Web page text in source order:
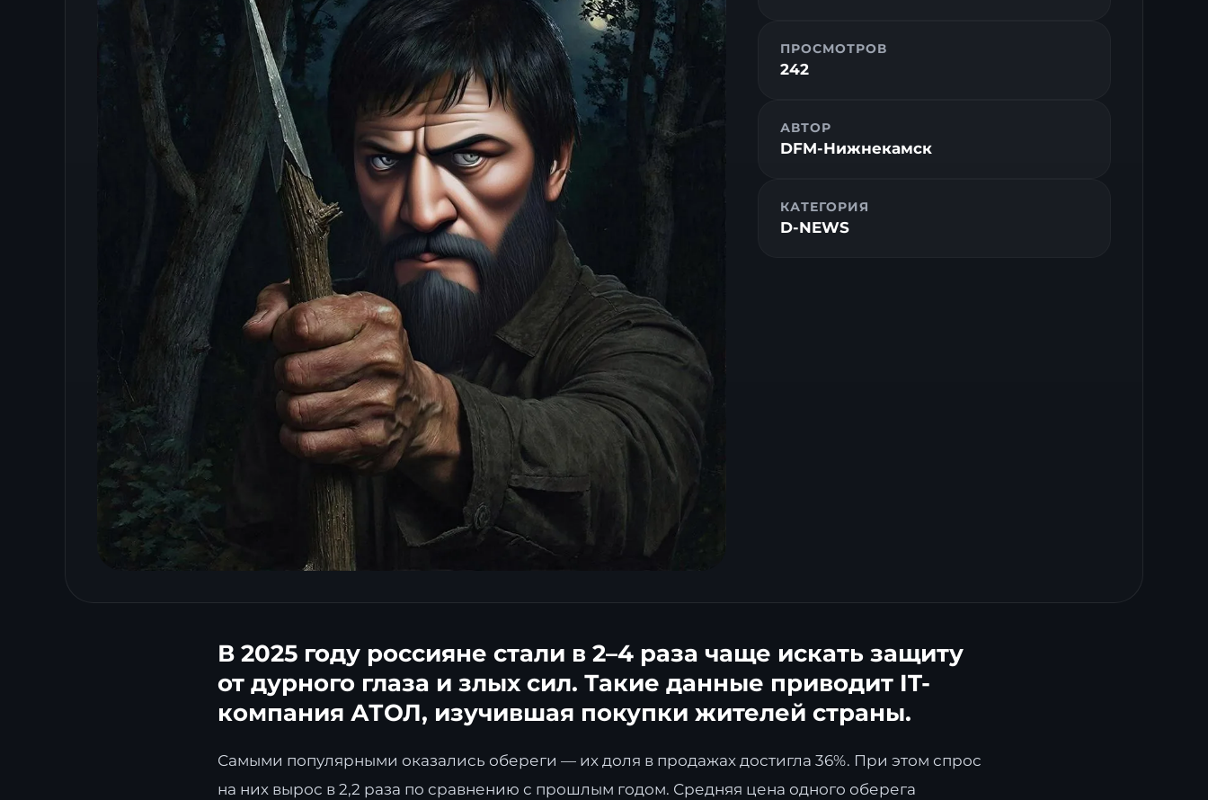
ПРОСМОТРОВ
242
АВТОР
DFM-Нижнекамск
КАТЕГОРИЯ
D-NEWS
В 2025 году россияне стали в 2–4 раза чаще искать защиту
от дурного глаза и злых сил. Такие данные приводит IT-
компания АТОЛ, изучившая покупки жителей страны.
Самыми популярными оказались обереги — их доля в продажах достигла 36%. При этом спрос
на них вырос в 2,2 раза по сравнению с прошлым годом. Средняя цена одного оберега